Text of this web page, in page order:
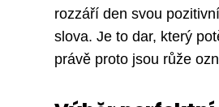
rozzáří den svou
slova. Je to dar, který
právě proto jsou růže